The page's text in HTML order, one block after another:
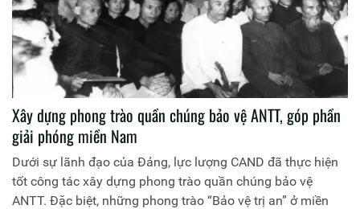
Xây dựng phong trào quần chúng bảo vệ ANTT, góp phần
giải phóng miền Nam
Dưới sự lãnh đạo của Đảng, lực lượng CAND đã thực hiện
tốt công tác xây dựng phong trào quần chúng bảo vệ
ANTT. Đặc biệt, những phong trào “Bảo vệ trị an” ở miền